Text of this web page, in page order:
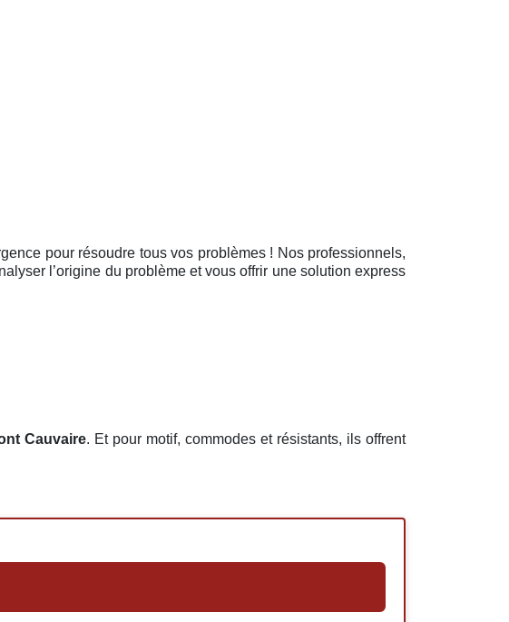
pour résoudre tous vos problèmes ! Nos professionnels,
l’origine du problème et vous offrir une solution express
Cauvaire. Et pour motif, commodes et résistants, ils offrent